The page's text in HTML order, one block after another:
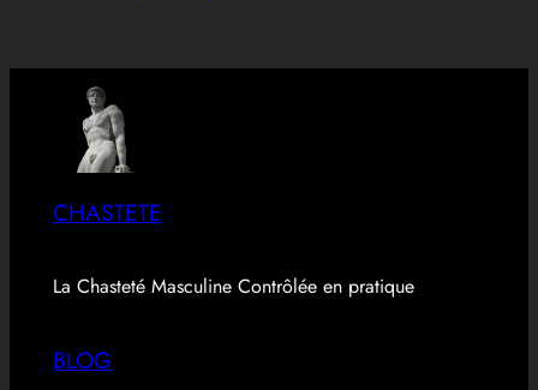
CHASTETE
La Chasteté Masculine Contrôlée en pratique
BLOG